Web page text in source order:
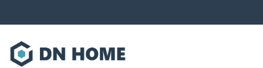
qua
dung